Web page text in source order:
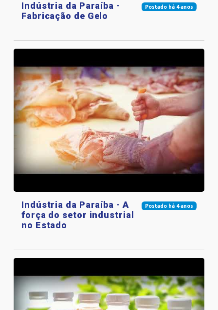
Postado há 4 anos
Indústria da Paraíba -
Fabricação de Gelo
Postado há 4 anos
Indústria da Paraíba - A
força do setor industrial
no Estado